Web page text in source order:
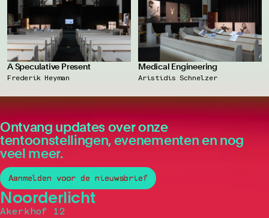
A Speculative Present
Frederik Heyman
Medical Engineering
Aristidis Schnelzer
Ontvang updates over onze
tentoonstellingen, evenementen en nog
veel meer.
Aanmelden voor de nieuwsbrief
Noorderlicht
Akerkhof 12